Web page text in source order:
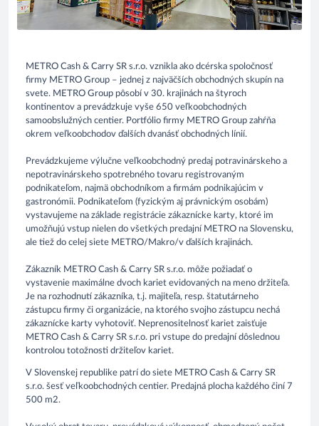
METRO Cash & Carry SR s.r.o. vznikla ako dcérska spoločnosť
firmy METRO Group – jednej z najväčších obchodných skupín na
svete. METRO Group pôsobí v 30. krajinách na štyroch
kontinentov a prevádzkuje vyše 650 veľkoobchodných
samoobslužných centier. Portfólio firmy METRO Group zahŕňa
okrem veľkoobchodov ďalších dvanásť obchodných línií.
Prevádzkujeme výlučne veľkoobchodný predaj potravinárskeho a
nepotravinárskeho spotrebného tovaru registrovaným
podnikateľom, najmä obchodníkom a firmám podnikajúcim v
gastronómii. Podnikateľom (fyzickým aj právnickým osobám)
vystavujeme na základe registrácie zákaznícke karty, ktoré im
umožňujú vstup nielen do všetkých predajní METRO na Slovensku,
ale tiež do celej siete METRO/Makro/v ďalších krajinách.
Zákazník METRO Cash & Carry SR s.r.o. môže požiadať o
vystavenie maximálne dvoch kariet evidovaných na meno držiteľa.
Je na rozhodnutí zákazníka, t.j. majiteľa, resp. štatutárneho
zástupcu firmy či organizácie, na ktorého svojho zástupcu nechá
zákaznícke karty vyhotoviť. Neprenositelnosť kariet zaisťuje
METRO Cash & Carry SR s.r.o. pri vstupe do predajní dôslednou
kontrolou totožnosti držiteľov kariet.
V Slovenskej republike patrí do siete METRO Cash & Carry SR
s.r.o. šesť veľkoobchodných centier. Predajná plocha každého činí 7
500 m2.